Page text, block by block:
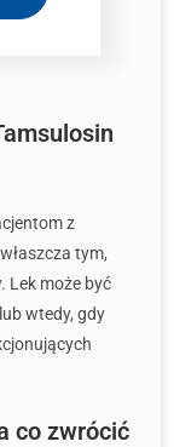
z
tym,
Lek może być
wtedy, gdy
co zwrócić